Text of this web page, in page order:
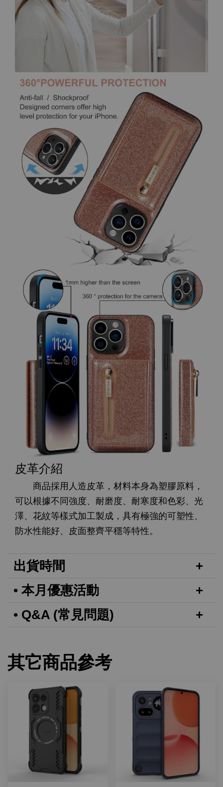
皮革介紹
商品採用人造皮革，材料本身為塑膠原料，
可以根據不同強度、耐磨度、耐寒度和色彩、光
澤、花紋等樣式加工製成，具有極強的可塑性、
防水性能好、皮面整齊平穩等特性。
出貨時間
• 本月優惠活動
• Q&A (常見問題)
其它商品參考